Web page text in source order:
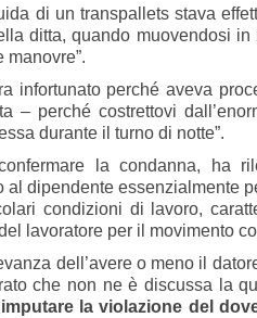
di un transpallets stava
ditta, quando muovendosi
infortunato perché aveva
– perché costrettovi
durante il turno di notte”.
la condanna, ha
al dipendente essenzialmente
condizioni di lavoro,
lavoratore per il movimento
dell’avere o meno il
che non ne è discussa la
la violazione del